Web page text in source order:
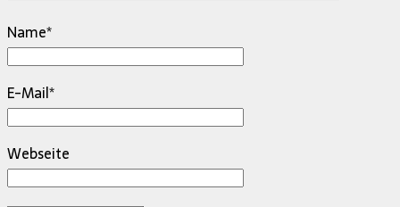
Name*
E-Mail*
Webseite